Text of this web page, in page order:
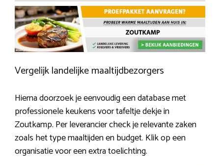
Vergelijk landelijke maaltijdbezorgers
Hierna doorzoek je eenvoudig een database met
professionele keukens voor tafeltje dekje in
Zoutkamp. Per leverancier check je relevante zaken
zoals het type maaltijden en budget. Klik op een
organisatie voor een extra toelichting.